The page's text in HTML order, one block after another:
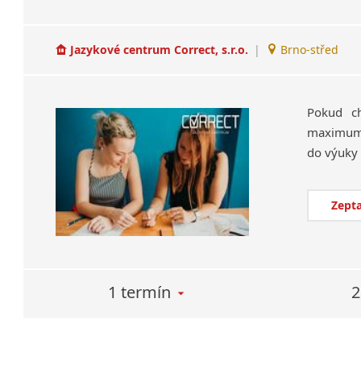
Jazykové centrum Correct, s.r.o. | Brno-střed
Pokud
1 termín